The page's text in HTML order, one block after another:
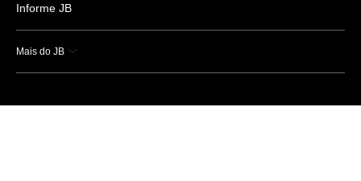
Informe JB
Mais do JB
Esportes